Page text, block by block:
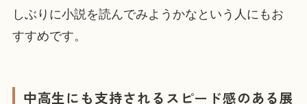
しぶりに小説を読んでみようかなという人にもお
すすめです。
中高生にも支持されるスピード感のある展